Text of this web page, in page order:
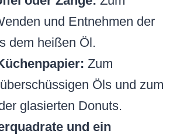
und Entnehmen der
dem heißen Öl.
Zum
Öls und zum
glasierten Donuts.
und ein